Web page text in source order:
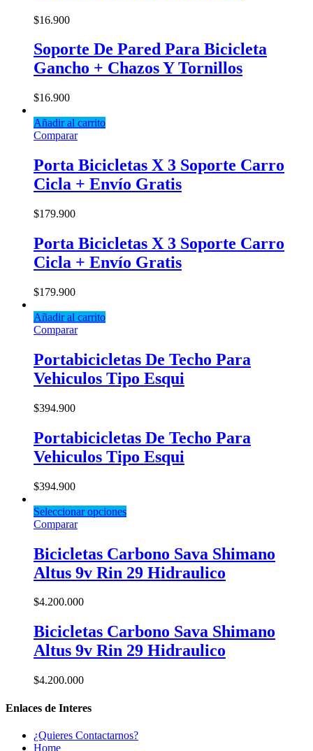
$16.900
Soporte De Pared Para Bicicleta
Gancho + Chazos Y Tornillos
$16.900
Añadir al carrito
Comparar
Porta Bicicletas X 3 Soporte Carro
Cicla + Envío Gratis
$179.900
Porta Bicicletas X 3 Soporte Carro
Cicla + Envío Gratis
$179.900
Añadir al carrito
Comparar
Portabicicletas De Techo Para
Vehiculos Tipo Esqui
$394.900
Portabicicletas De Techo Para
Vehiculos Tipo Esqui
$394.900
Seleccionar opciones
Comparar
Bicicletas Carbono Sava Shimano
Altus 9v Rin 29 Hidraulico
$4.200.000
Bicicletas Carbono Sava Shimano
Altus 9v Rin 29 Hidraulico
$4.200.000
Enlaces de Interes
¿Quieres Contactarnos?
Home